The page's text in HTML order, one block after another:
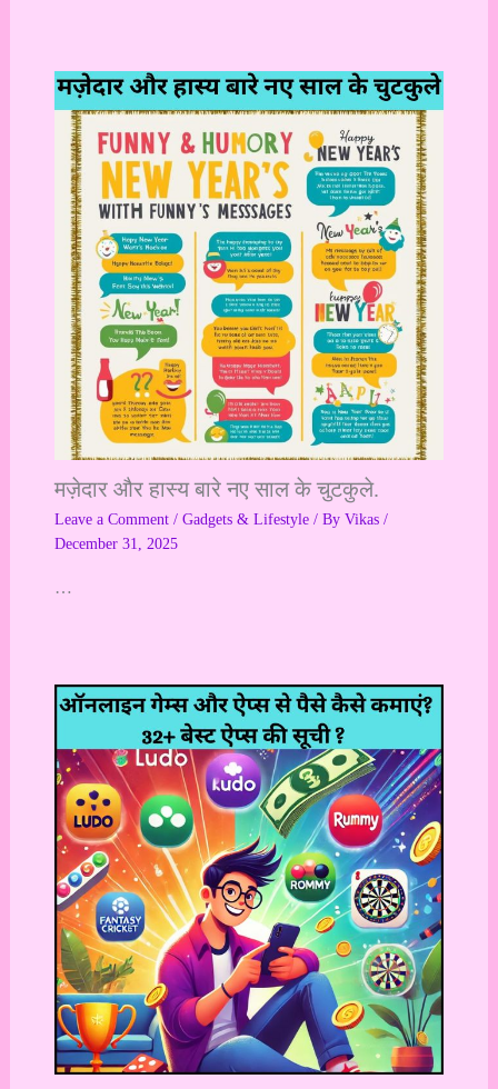
मज़ेदार और हास्य बारे नए साल के चुटकुले.
Leave a Comment / Gadgets & Lifestyle/ By Vikas /
December 31, 2025
…